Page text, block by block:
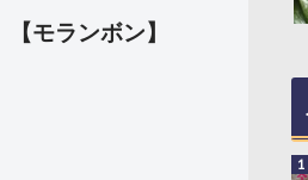
【モランボン】